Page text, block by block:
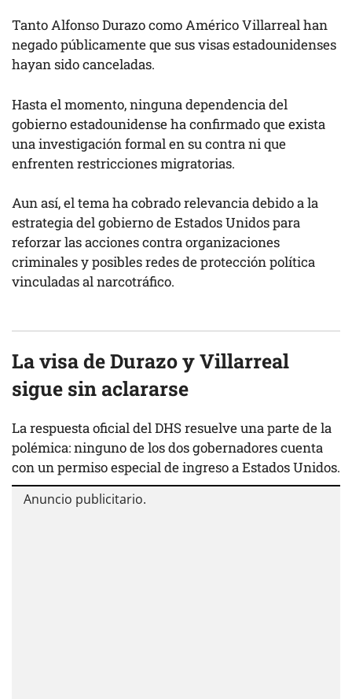
Tanto Alfonso Durazo como Américo Villarreal han
negado públicamente que sus visas estadounidenses
hayan sido canceladas.
Hasta el momento, ninguna dependencia del
gobierno estadounidense ha confirmado que exista
una investigación formal en su contra ni que
enfrenten restricciones migratorias.
Aun así, el tema ha cobrado relevancia debido a la
estrategia del gobierno de Estados Unidos para
reforzar las acciones contra organizaciones
criminales y posibles redes de protección política
vinculadas al narcotráfico.
La visa de Durazo y Villarreal
sigue sin aclararse
La respuesta oficial del DHS resuelve una parte de la
polémica: ninguno de los dos gobernadores cuenta
con un permiso especial de ingreso a Estados Unidos.